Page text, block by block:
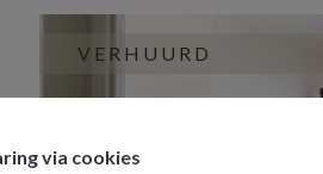
via cookies
VERHUURD